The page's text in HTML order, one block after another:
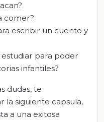
comer?
escribir un cuento y
estudiar para poder
infantiles?
dudas, te
la siguiente capsula,
a una exitosa